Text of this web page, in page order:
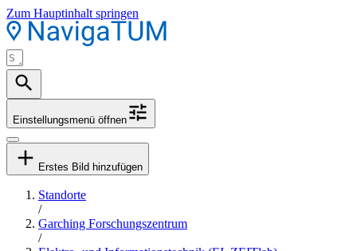
Zum Hauptinhalt springen
Einstellungsmenü öffnen
Erstes Bild hinzufügen
Standorte
/
Garching Forschungszentrum
/